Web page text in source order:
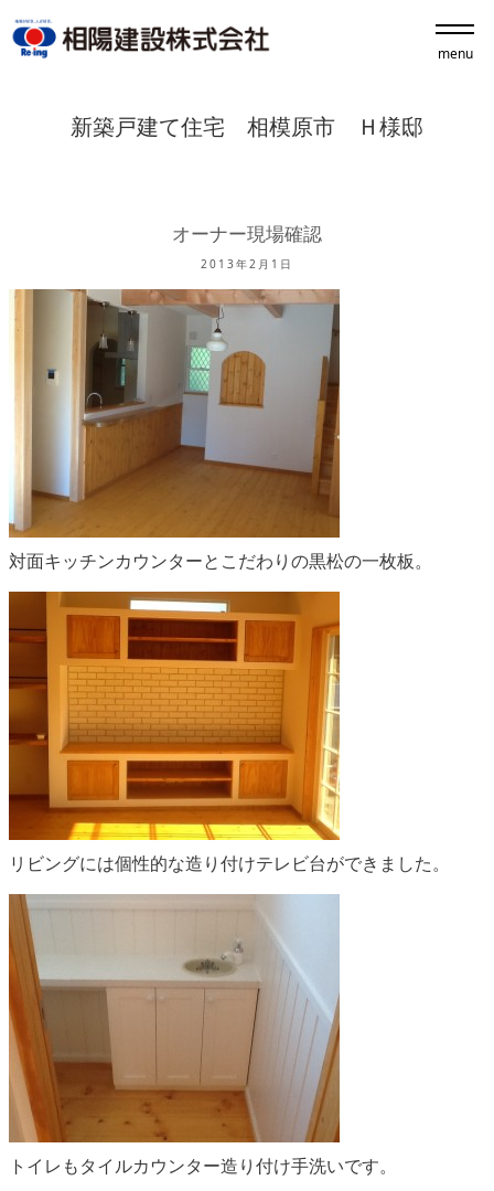
menu
新築戸建て住宅 相模原市 Ｈ様邸
オーナー現場確認
2013年2月1日
対面キッチンカウンターとこだわりの黒松の一枚板。
リビングには個性的な造り付けテレビ台ができました。
トイレもタイルカウンター造り付け手洗いです。